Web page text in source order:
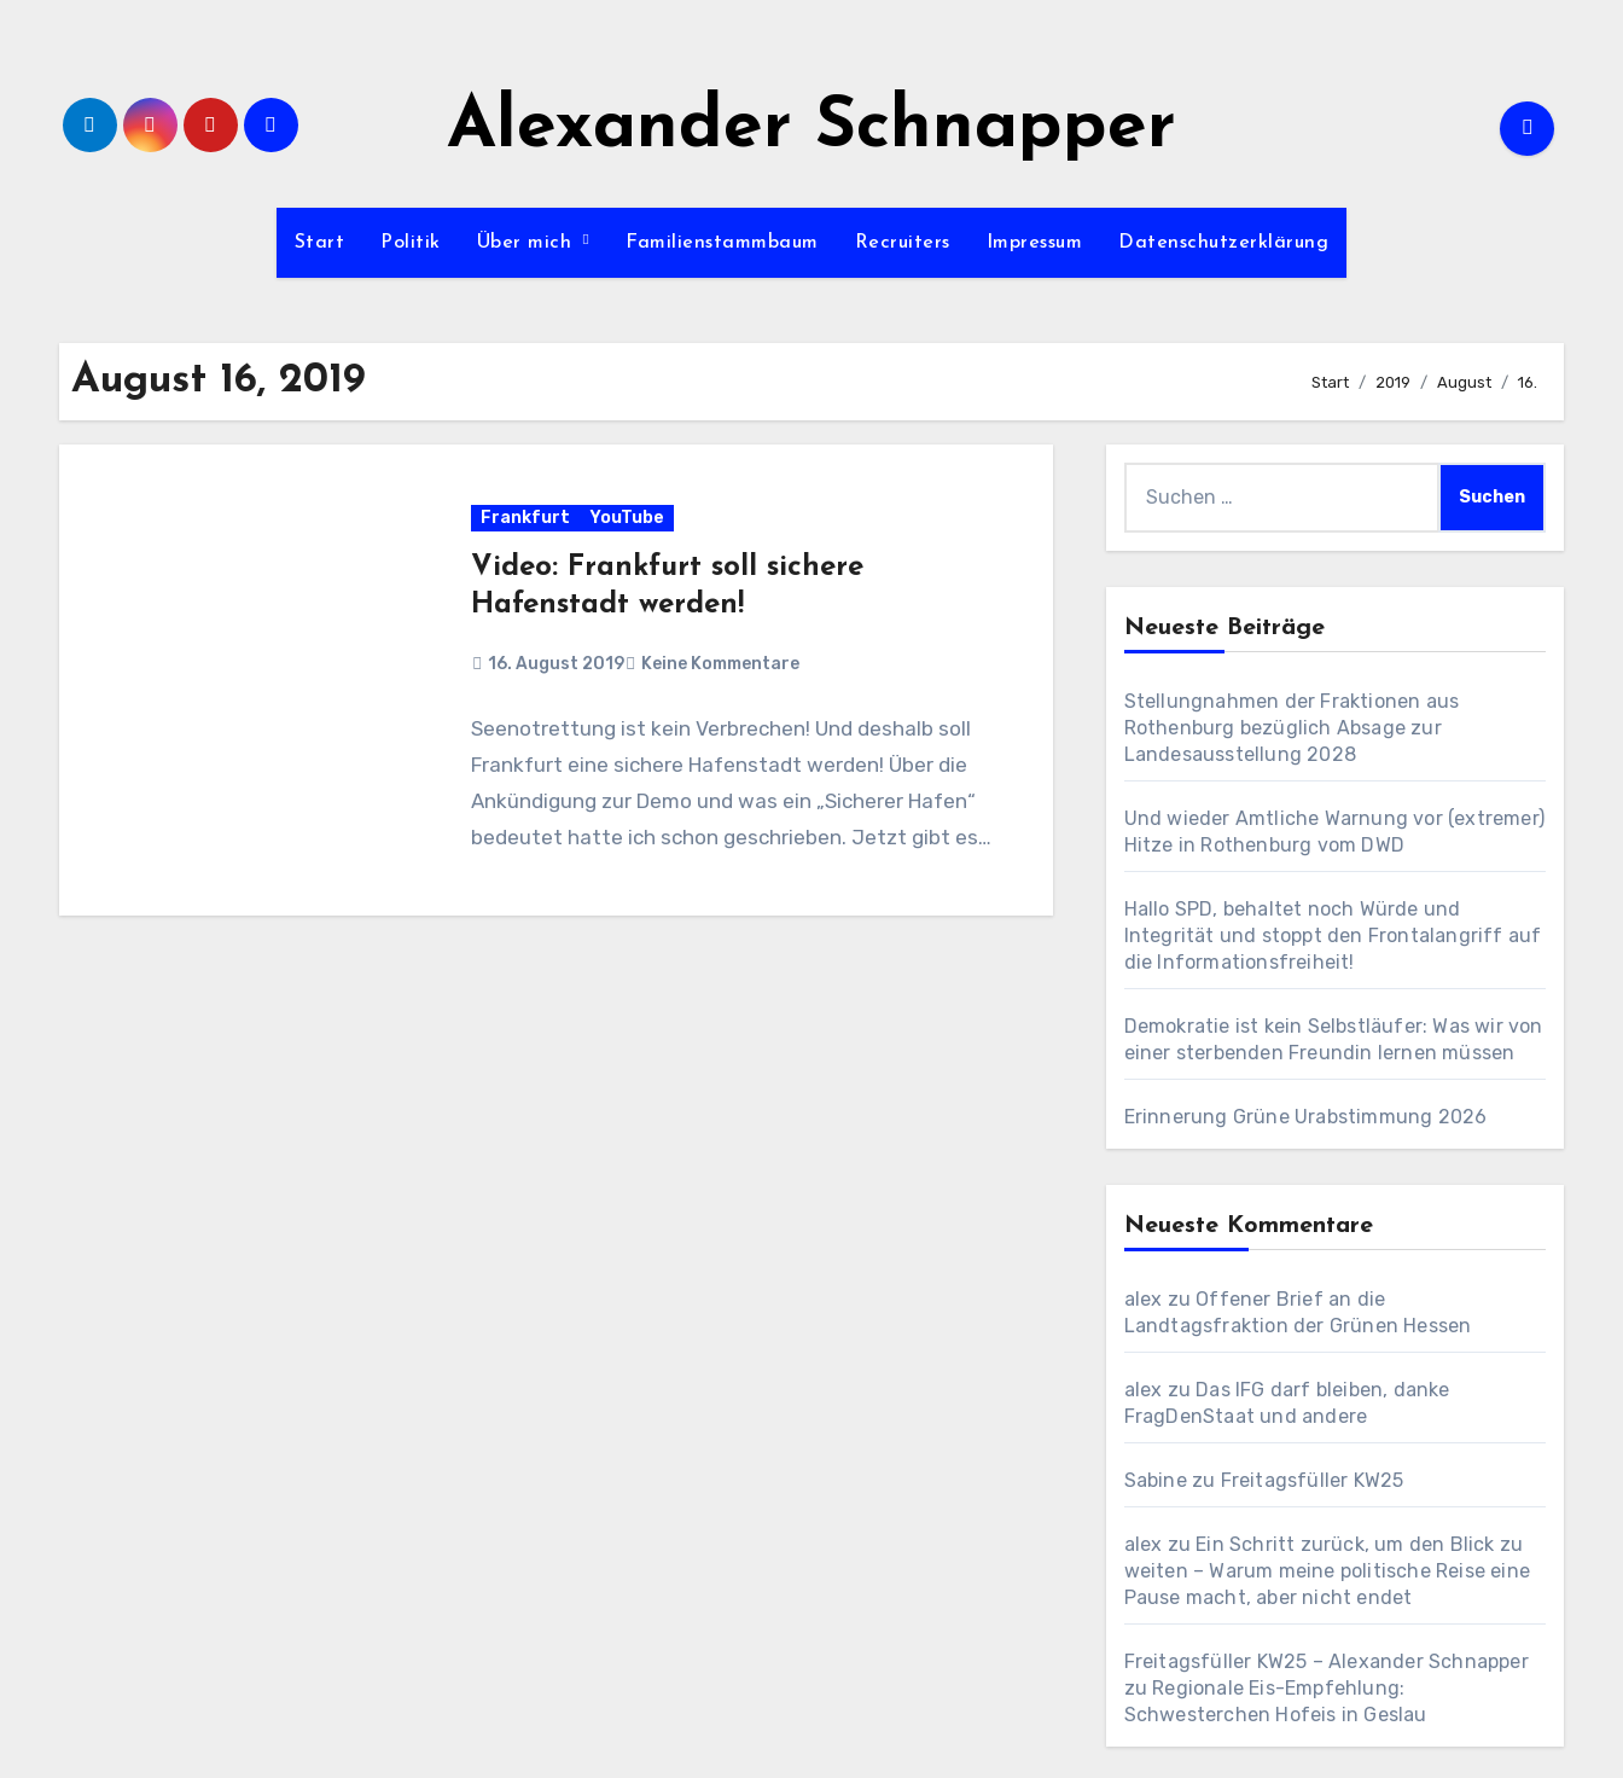
Alexander Schnapper
Start Politik Über mich Familienstammbaum Recruiters Impressum Datenschutzerklärung
August 16, 2019 Start 2019 August 16.
Frankfurt YouTube
Video: Frankfurt soll sichere
Hafenstadt werden!
16. August 2019 Keine Kommentare
Seenotrettung ist kein Verbrechen! Und deshalb soll
Frankfurt eine sichere Hafenstadt werden! Über die
Ankündigung zur Demo und was ein „Sicherer Hafen“
bedeutet hatte ich schon geschrieben. Jetzt gibt es…
nach:
Neueste Beiträge
Stellungnahmen der Fraktionen aus
Rothenburg bezüglich Absage zur
Landesausstellung 2028
Und wieder Amtliche Warnung vor (extremer)
Hitze in Rothenburg vom DWD
Hallo SPD, behaltet noch Würde und
Integrität und stoppt den Frontalangriff auf
die Informationsfreiheit!
Demokratie ist kein Selbstläufer: Was wir von
einer sterbenden Freundin lernen müssen
Erinnerung Grüne Urabstimmung 2026
Neueste Kommentare
alex zu Offener Brief an die
Landtagsfraktion der Grünen Hessen
alex zu Das IFG darf bleiben, danke
FragDenStaat und andere
Sabinezu Freitagsfüller KW25
alex zu Ein Schritt zurück, um den Blick zu
weiten – Warum meine politische Reise eine
Pause macht, aber nicht endet
Freitagsfüller KW25 – Alexander Schnapper
zu Regionale Eis-Empfehlung:
Schwesterchen Hofeis in Geslau